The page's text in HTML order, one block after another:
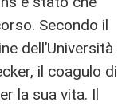
Secondo il
dell’Università
il coagulo di
la sua vita. Il